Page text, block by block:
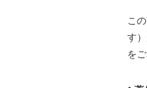
こ
す
を